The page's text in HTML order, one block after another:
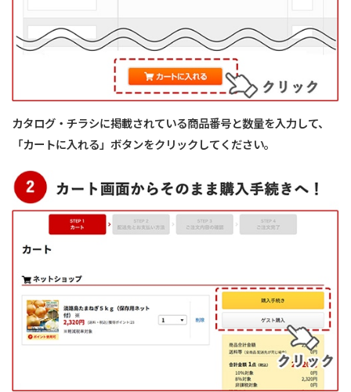
カタログ・チラシに掲載されている商品番号と数量を入力して、
「カートに入れる」ボタンをクリックしてください。